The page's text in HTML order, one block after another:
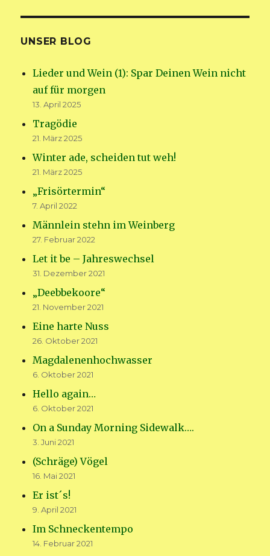
UNSER BLOG
Lieder und Wein (1): Spar Deinen Wein nicht
auf für morgen
13. April 2025
Tragödie
21. März 2025
Winter ade, scheiden tut weh!
21. März 2025
„Frisörtermin“
7. April 2022
Männlein stehn im Weinberg
27. Februar 2022
Let it be – Jahreswechsel
31. Dezember 2021
„Deebbekoore“
21. November 2021
Eine harte Nuss
26. Oktober 2021
Magdalenenhochwasser
6. Oktober 2021
Hello again…
6. Oktober 2021
On a Sunday Morning Sidewalk….
3. Juni 2021
(Schräge) Vögel
16. Mai 2021
Er ist´s!
9. April 2021
Im Schneckentempo
14. Februar 2021